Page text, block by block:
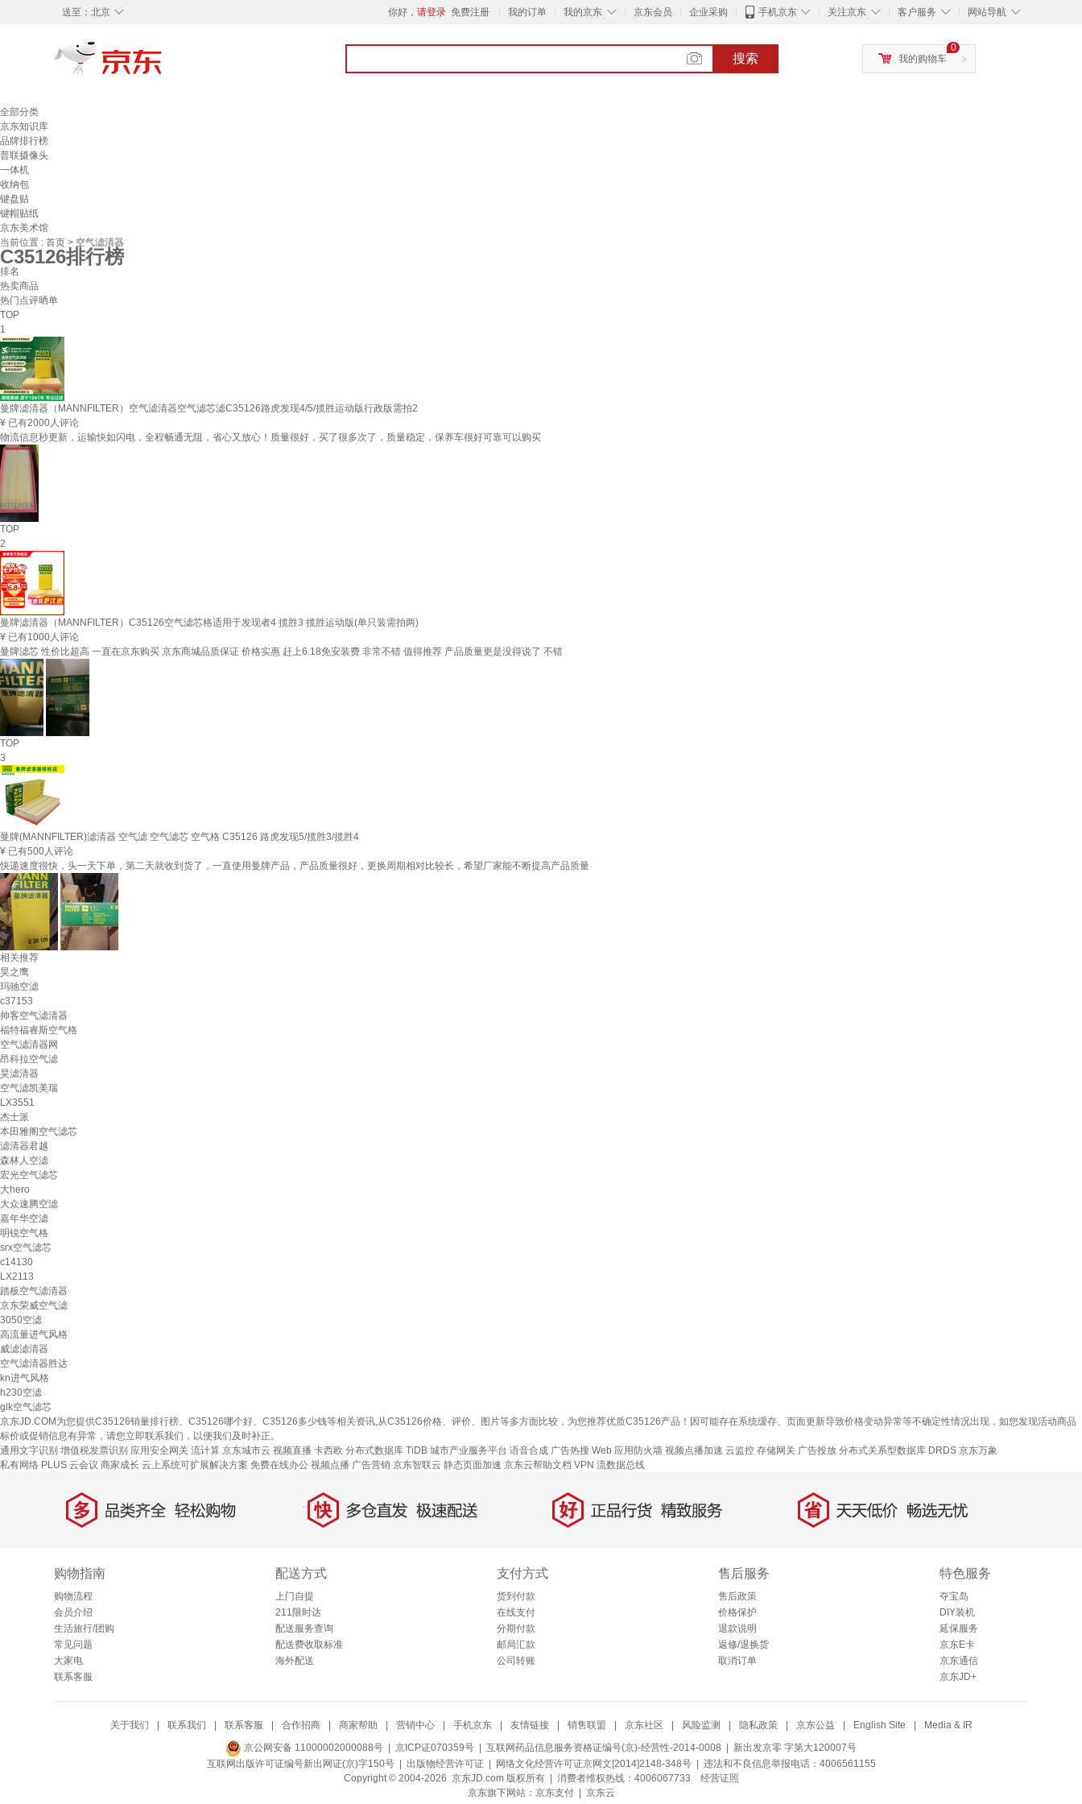
◇
送至： 北京 你好， 请登录 免费注册 我的订单 ◇
我的京东 京东会员 企业采购 ◇
手机京东 ◇
关注京东 ◇
客户服务 ◇
网站导航
搜索 >
0
我的购物车
全部分类
京东知识库
品牌排行榜
普联摄像头
一体机
收纳包
键盘贴
键帽贴纸
京东美术馆
当前位置 : 首页 > 空气滤清器
C35126排行榜
排名
热卖商品
热门点评晒单
TOP
1
曼牌滤清器（MANNFILTER）空气滤清器空气滤芯滤C35126路虎发现4/5/揽胜运动版行政版需拍2
¥ 已有2000人评论
物流信息秒更新，运输快如闪电，全程畅通无阻，省心又放心！质量很好，买了很多次了，质量稳定，保养车很好可靠可以购买
TOP
2
曼牌滤清器（MANNFILTER）C35126空气滤芯格适用于发现者4 揽胜3 揽胜运动版(单只装需拍两)
¥ 已有1000人评论
曼牌滤芯 性价比超高 一直在京东购买 京东商城品质保证 价格实惠 赶上6.18免安装费 非常不错 值得推荐 产品质量更是没得说了 不错
TOP
3
曼牌(MANNFILTER)滤清器 空气滤 空气滤芯 空气格 C35126 路虎发现5/揽胜3/揽胜4
¥ 已有500人评论
快递速度很快，头一天下单，第二天就收到货了，一直使用曼牌产品，产品质量很好，更换周期相对比较长，希望厂家能不断提高产品质量
相关推荐
昊之鹰
玛驰空滤
c37153
帅客空气滤清器
福特福睿斯空气格
空气滤清器网
昂科拉空气滤
昊滤清器
空气滤凯美瑞
LX3551
杰士派
本田雅阁空气滤芯
滤清器君越
森林人空滤
宏光空气滤芯
大hero
大众速腾空滤
嘉年华空滤
明锐空气格
srx空气滤芯
c14130
LX2113
踏板空气滤清器
京东荣威空气滤
3050空滤
高流量进气风格
威滤滤清器
空气滤清器胜达
kn进气风格
h230空滤
glk空气滤芯
京东JD.COM为您提供C35126销量排行榜、C35126哪个好、C35126多少钱等相关资讯,从C35126价格、评价、图片等多方面比较，为您推荐优质C35126产品！因可能存在系统缓存、页面更新导致价格变动异常等不确定性情况出现，如您发现活动商品
标价或促销信息有异常，请您立即联系我们，以便我们及时补正。
通用文字识别 增值税发票识别 应用安全网关 流计算 京东城市云 视频直播 卡西欧 分布式数据库 TiDB 城市产业服务平台 语音合成 广告热搜 Web 应用防火墙 视频点播加速 云监控 存储网关 广告投放 分布式关系型数据库 DRDS 京东万象
私有网络 PLUS 云会议 商家成长 云上系统可扩展解决方案 免费在线办公 视频点播 广告营销 京东智联云 静态页面加速 京东云帮助文档 VPN 流数据总线
多 品类齐全，轻松购物 快 多仓直发，极速配送 好 正品行货，精致服务 省 天天低价，畅选无忧
购物指南
购物流程
会员介绍
生活旅行/团购
常见问题
大家电
联系客服
配送方式
上门自提
211限时达
配送服务查询
配送费收取标准
海外配送
支付方式
货到付款
在线支付
分期付款
邮局汇款
公司转账
售后服务
售后政策
价格保护
退款说明
返修/退换货
取消订单
特色服务
夺宝岛
DIY装机
延保服务
京东E卡
京东通信
京东JD+
关于我们 联系我们 联系客服 合作招商 商家帮助 营销中心 手机京东 友情链接 销售联盟 京东社区 风险监测 隐私政策 京东公益 English Site Media & IR
京公网安备 11000002000088号 | 京ICP证070359号 | 互联网药品信息服务资格证编号(京)-经营性-2014-0008 | 新出发京零 字第大120007号
互联网出版许可证编号新出网证(京)字150号 | 出版物经营许可证| 网络文化经营许可证京网文[2014]2148-348号| 违法和不良信息举报电话：4006561155
Copyright © 2004-2026 京东JD.com 版权所有 | 消费者维权热线：4006067733 经营证照
京东旗下网站： 京东支付| 京东云